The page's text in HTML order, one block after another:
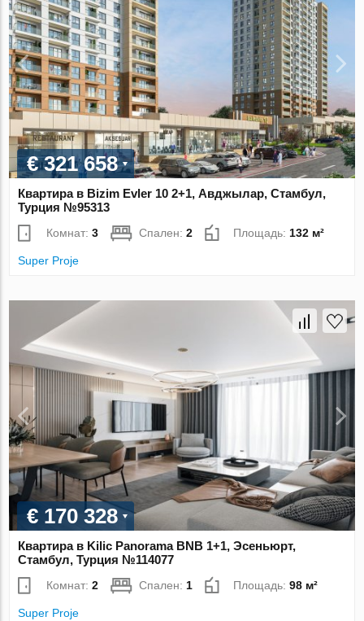
€ 321 658
Квартира в Bizim Evler 10 2+1, Авджылар, Стамбул,
Турция №95313
Комнат:3 Спален:2 Площадь: 132 м²
Super Proje
€ 170 328
Квартира в Kilic Panorama BNB 1+1, Эсеньюрт,
Стамбул, Турция №114077
Комнат:2 Спален:1 Площадь:98 м²
Super Proje